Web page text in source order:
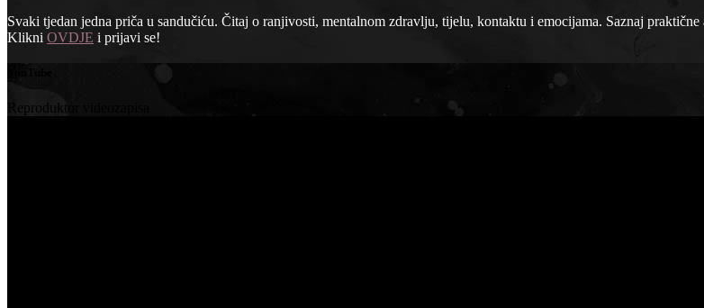
Svaki tjedan jedna priča u sandučiću. Čitaj o ranjivosti, mentalnom zdravlju, tijelu, kontaktu i emocijama. Saznaj
Klikni OVDJE i prijavi se!
Reproduktor videozapisa